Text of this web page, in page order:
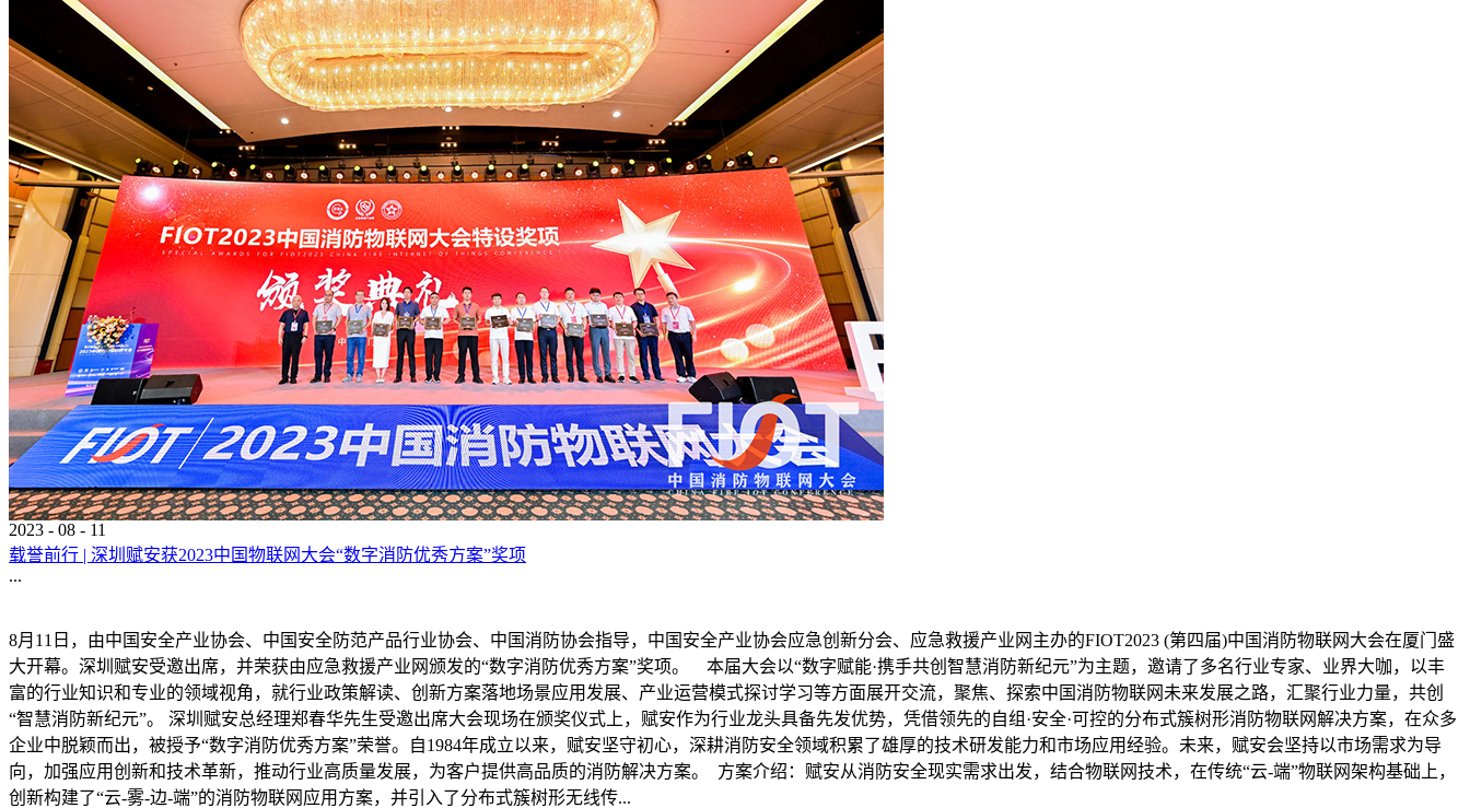
2023 - 08 - 11
载誉前行 | 深圳赋安获2023中国物联网大会“数字消防优秀方案”奖项
...
8月11日，由中国安全产业协会、中国安全防范产品行业协会、中国消防协会指导，中国安全产业协会应急创新分会、应急救援产业网主办的FIOT2023 (第四届)中国消防物联网大会在厦门盛
大开幕。深圳赋安受邀出席，并荣获由应急救援产业网颁发的“数字消防优秀方案”奖项。 本届大会以“数字赋能·携手共创智慧消防新纪元”为主题，邀请了多名行业专家、业界大咖，以丰
富的行业知识和专业的领域视角，就行业政策解读、创新方案落地场景应用发展、产业运营模式探讨学习等方面展开交流，聚焦、探索中国消防物联网未来发展之路，汇聚行业力量，共创
“智慧消防新纪元”。 深圳赋安总经理郑春华先生受邀出席大会现场在颁奖仪式上，赋安作为行业龙头具备先发优势，凭借领先的自组·安全·可控的分布式簇树形消防物联网解决方案，在众多
企业中脱颖而出，被授予“数字消防优秀方案”荣誉。自1984年成立以来，赋安坚守初心，深耕消防安全领域积累了雄厚的技术研发能力和市场应用经验。未来，赋安会坚持以市场需求为导
向，加强应用创新和技术革新，推动行业高质量发展，为客户提供高品质的消防解决方案。 方案介绍：赋安从消防安全现实需求出发，结合物联网技术，在传统“云-端”物联网架构基础上，
创新构建了“云-雾-边-端”的消防物联网应用方案，并引入了分布式簇树形无线传...